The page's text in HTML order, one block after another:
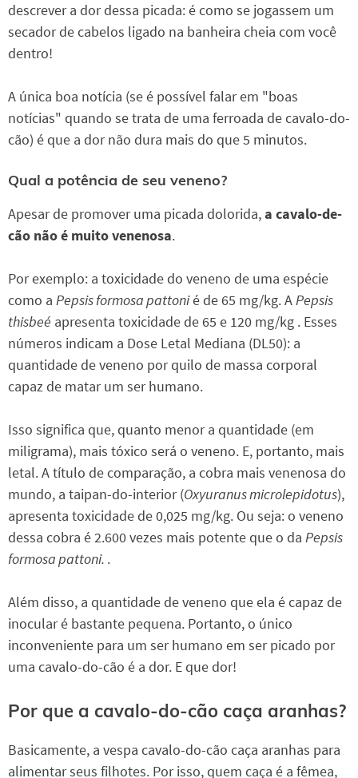
descrever a dor dessa picada: é como se jogassem um
secador de cabelos ligado na banheira cheia com você
dentro!
A única boa notícia (se é possível falar em "boas
notícias" quando se trata de uma ferroada de cavalo-do-
cão) é que a dor não dura mais do que 5 minutos.
Qual a potência de seu veneno?
Apesar de promover uma picada dolorida, a cavalo-de-
cão não é muito venenosa.
Por exemplo: a toxicidade do veneno de uma espécie
como a Pepsis formosa pattonié de 65 mg/kg. APepsis
thisbeé apresenta toxicidade de 65 e 120 mg/kg . Esses
números indicam a Dose Letal Mediana (DL50): a
quantidade de veneno por quilo de massa corporal
capaz de matar um ser humano.
Isso significa que, quanto menor a quantidade (em
miligrama), mais tóxico será o veneno. E, portanto, mais
letal. A título de comparação, a cobra mais venenosa do
mundo, a taipan-do-interior (Oxyuranus microlepidotus),
apresenta toxicidade de 0,025 mg/kg. Ou seja: o veneno
dessa cobra é 2.600 vezes mais potente que o da Pepsis
formosa pattoni. .
Além disso, a quantidade de veneno que ela é capaz de
inocular é bastante pequena. Portanto, o único
inconveniente para um ser humano em ser picado por
uma cavalo-do-cão é a dor. E que dor!
Por que a cavalo-do-cão caça aranhas?
Basicamente, a vespa cavalo-do-cão caça aranhas para
alimentar seus filhotes. Por isso, quem caça é a fêmea,